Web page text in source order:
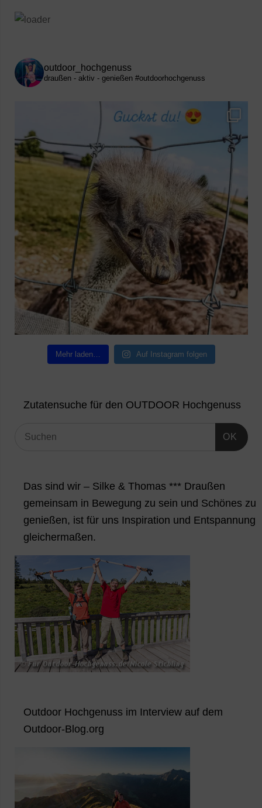
outdoor_hochgenuss
draußen - aktiv - genießen #outdoorhochgenuss
Mehr laden… Auf Instagram folgen
Zutatensuche für den OUTDOOR Hochgenuss
OK
Das sind wir – Silke & Thomas *** Draußen
gemeinsam in Bewegung zu sein und Schönes zu
genießen, ist für uns Inspiration und Entspannung
gleichermaßen.
Outdoor Hochgenuss im Interview auf dem
Outdoor-Blog.org